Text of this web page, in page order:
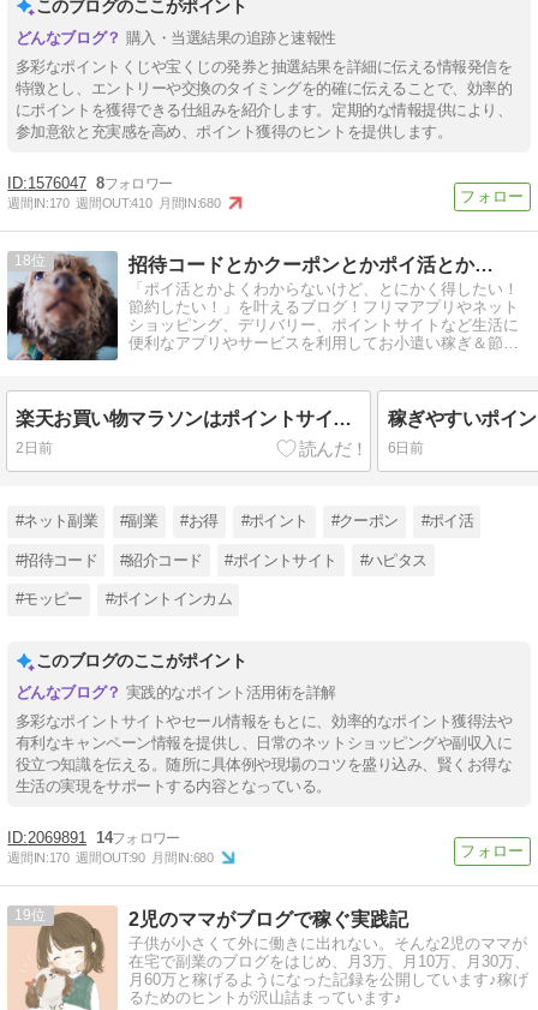
このブログのここがポイント
購入・当選結果の追跡と速報性
多彩なポイントくじや宝くじの発券と抽選結果を詳細に伝える情報発信を
特徴とし、エントリーや交換のタイミングを的確に伝えることで、効率的
にポイントを獲得できる仕組みを紹介します。定期的な情報提供により、
参加意欲と充実感を高め、ポイント獲得のヒントを提供します。
1576047 8
週間IN:170 週間OUT:410 月間IN:680
18 招待コードとかクーポンとかポイ活とか…
「ポイ活とかよくわからないけど、とにかく得したい！
節約したい！」を叶えるブログ！フリマアプリやネット
ショッピング、デリバリー、ポイントサイトなど生活に
便利なアプリやサービスを利用してお小遣い稼ぎ＆節約
楽天お買い物マラソンはポイントサイト経由で購入しないと損する？
2日前 6日前
#ネット副業 #副業 #お得 #ポイント #クーポン #ポイ活
#招待コード #紹介コード #ポイントサイト #ハピタス
#モッピー #ポイントインカム
このブログのここがポイント
実践的なポイント活用術を詳解
多彩なポイントサイトやセール情報をもとに、効率的なポイント獲得法や
有利なキャンペーン情報を提供し、日常のネットショッピングや副収入に
役立つ知識を伝える。随所に具体例や現場のコツを盛り込み、賢くお得な
生活の実現をサポートする内容となっている。
2069891 14
週間IN:170 週間OUT:90 月間IN:680
19 2児のママがブログで稼ぐ実践記
子供が小さくて外に働きに出れない。そんな2児のママが
在宅で副業のブログをはじめ、月3万、月10万、月30万、
月60万と稼げるようになった記録を公開しています♪稼げ
るためのヒントが沢山詰まっています♪